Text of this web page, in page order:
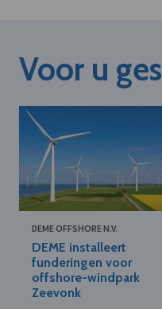
Voor u
DEME OFFSHORE N.V.
DEME installeert
funderingen voor
offshore-windpark
Zeevonk